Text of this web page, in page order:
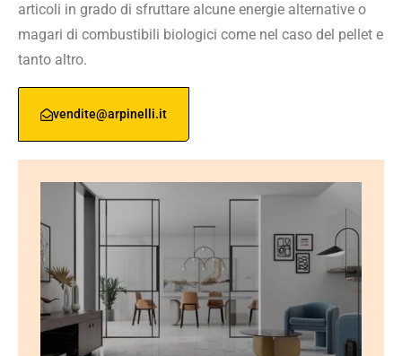
articoli in grado di sfruttare alcune energie alternative o
magari di combustibili biologici come nel caso del pellet e
tanto altro.
vendite@arpinelli.it